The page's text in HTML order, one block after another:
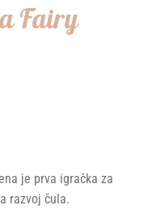
Fairy
je prva igračka za
razvoj čula.